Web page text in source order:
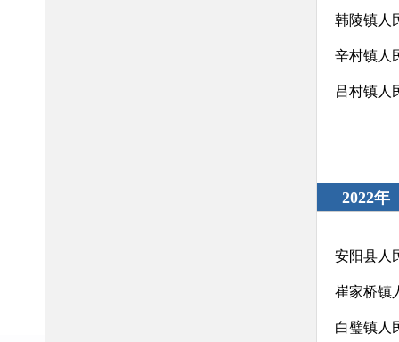
韩陵镇人
辛村镇人
吕村镇人
2022年
安阳县人
崔家桥镇
白璧镇人